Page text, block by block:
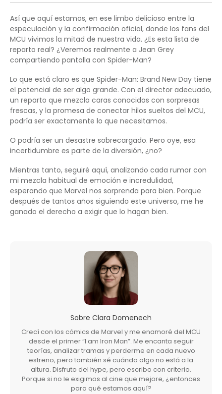
Así que aquí estamos, en ese limbo delicioso entre la
especulación y la confirmación oficial, donde los fans del
MCU vivimos la mitad de nuestra vida. ¿Es esta lista de
reparto real? ¿Veremos realmente a Jean Grey
compartiendo pantalla con Spider-Man?
Lo que está claro es que Spider-Man: Brand New Day tiene
el potencial de ser algo grande. Con el director adecuado,
un reparto que mezcla caras conocidas con sorpresas
frescas, y la promesa de conectar hilos sueltos del MCU,
podría ser exactamente lo que necesitamos.
O podría ser un desastre sobrecargado. Pero oye, esa
incertidumbre es parte de la diversión, ¿no?
Mientras tanto, seguiré aquí, analizando cada rumor con
mi mezcla habitual de emoción e incredulidad,
esperando que Marvel nos sorprenda para bien. Porque
después de tantos años siguiendo este universo, me he
ganado el derecho a exigir que lo hagan bien.
Sobre Clara Domenech
Crecí con los cómics de Marvel y me enamoré del MCU
desde el primer “I am Iron Man”. Me encanta seguir
teorías, analizar tramas y perderme en cada nuevo
estreno, pero también sé cuándo algo no está a la
altura. Disfruto del hype, pero escribo con criterio.
Porque si no le exigimos al cine que mejore, ¿entonces
para qué estamos aquí?